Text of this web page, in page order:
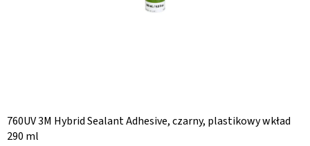
760UV 3M Hybrid Sealant Adhesive, czarny, plastikowy wkład
290 ml